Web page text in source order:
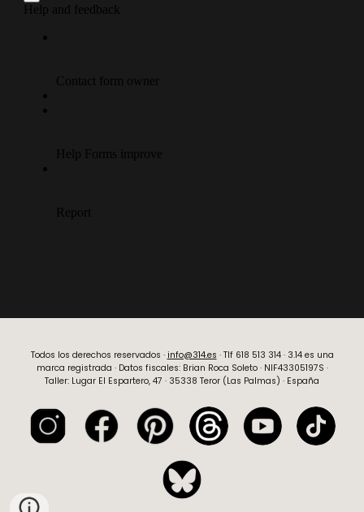
Todos los derechos reservados · info@314.es · Tlf618 513 314· 3.14 es una
marca registrada · Datos fiscales: Brian Roca Soleto· NIF43305197S ·
Taller: Lugar El Espartero, 47 · 35338 Teror (Las Palmas) · España